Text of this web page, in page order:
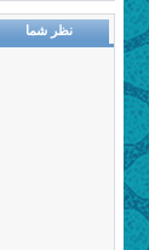
نظر شما